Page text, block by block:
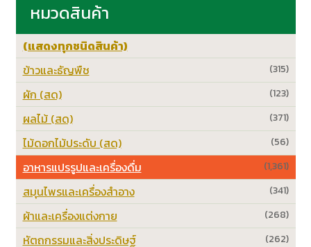
หมวดสินค้า
(แสดงทุกชนิดสินค้า)
(315)
ข้าวและธัญพืช
(123)
ผัก (สด)
(371)
ผลไม้ (สด)
(56)
ไม้ดอกไม้ประดับ (สด)
(1,361)
อาหารแปรรูปและเครื่องดื่ม
(341)
สมุนไพรและเครื่องสำอาง
(268)
ผ้าและเครื่องแต่งกาย
(262)
หัตถกรรมและสิ่งประดิษฐ์